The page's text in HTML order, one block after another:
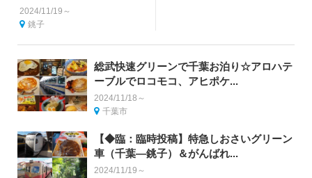
2024/11/19～
銚子
総武快速グリーンで千葉お泊り☆アロハテ
ーブルでロコモコ、アヒポケ...
2024/11/18～
千葉市
【◆臨：臨時投稿】特急しおさいグリーン
車（千葉―銚子）＆がんばれ...
2024/11/19～